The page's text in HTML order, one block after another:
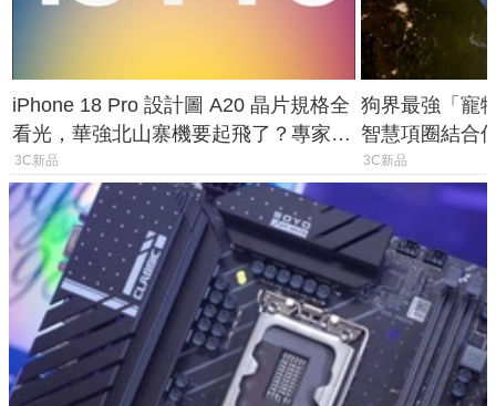
iPhone 18 Pro 設計圖 A20 晶片規格全
看光，華強北山寨機要起飛了？專家曝
山寨機無法復刻兩大關鍵
3C新品
狗界最強「寵
智慧項圈結合
谷也能精準找
3C新品